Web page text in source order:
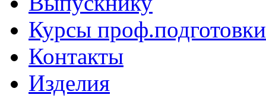
Курсы проф.подготовки
Контакты
Изделия